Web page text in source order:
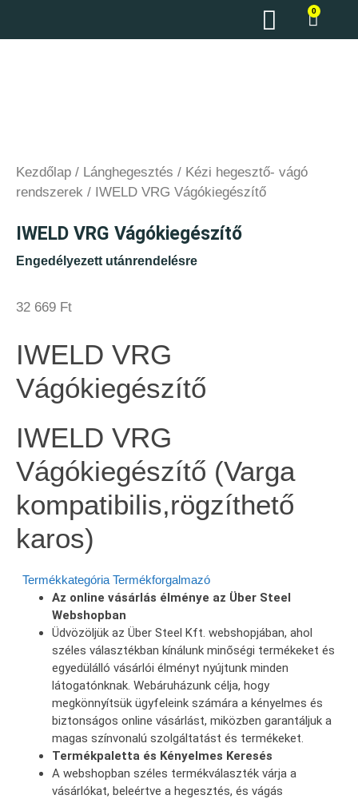
0
Kezdőlap / Lánghegesztés / Kézi hegesztő- vágó
rendszerek / IWELD VRG Vágókiegészítő
IWELD VRG Vágókiegészítő
Engedélyezett utánrendelésre
32 669 Ft
IWELD VRG
Vágókiegészítő
IWELD VRG
Vágókiegészítő (Varga
kompatibilis,rögzíthető
karos)
Termékkategória Termékforgalmazó
Az online vásárlás élménye az Über Steel
Webshopban
Üdvözöljük az Über Steel Kft. webshopjában, ahol
széles választékban kínálunk minőségi termékeket és
egyedülálló vásárlói élményt nyújtunk minden
látogatónknak. Webáruházunk célja, hogy
megkönnyítsük ügyfeleink számára a kényelmes és
biztonságos online vásárlást, miközben garantáljuk a
magas színvonalú szolgáltatást és termékeket.
Termékpaletta és Kényelmes Keresés
A webshopban széles termékválaszték várja a
vásárlókat, beleértve a hegesztés, és vágás